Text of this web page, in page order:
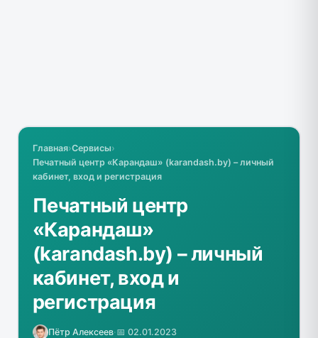
Главная›Сервисы›
Печатный центр «Карандаш» (karandash.by) – личный
кабинет, вход и регистрация
Печатный центр
«Карандаш»
(karandash.by) – личный
кабинет, вход и
регистрация
Пётр Алексеев·📅 02.01.2023